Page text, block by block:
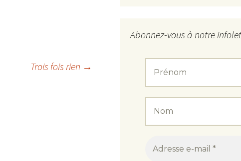
Trois fois rien →
Abonnez-vous à notre